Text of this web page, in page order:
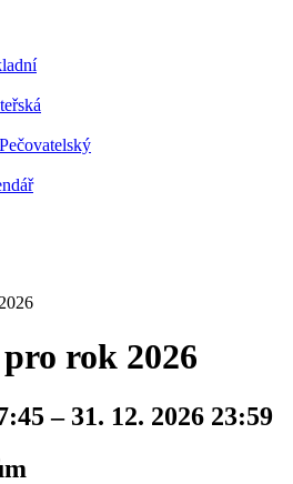
Pečovatelský
rok 2026
– 31. 12. 2026 23:59